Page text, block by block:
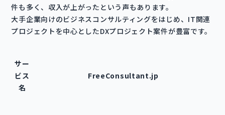
件も多く、収入が上がったという声もあります。
大手企業向けのビジネスコンサルティングをはじめ、IT関連
プロジェクトを中心としたDXプロジェクト案件が豊富です。
サー
ビス
名
FreeConsultant.jp